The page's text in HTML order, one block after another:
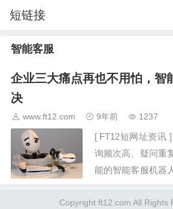
短链接
智能客服
企业三大痛点再也不用怕，智
决
www.ft12.com 9年前 1237
[ FT12短网址资讯
询频次高、疑问重
能的智能客服机器
让用户已习惯于享
Copyright ft12.com All Rights